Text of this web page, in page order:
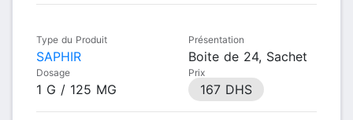
Type du Produit
SAPHIR
Présentation
Boite de 24, Sachet
Dosage
1 G / 125 MG
Prix
167 DHS